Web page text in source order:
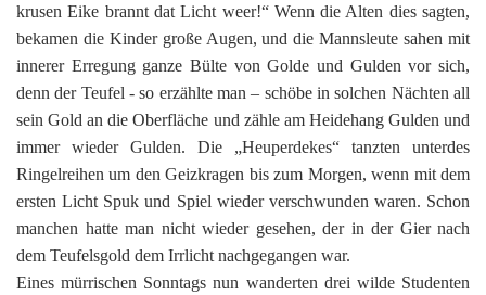
krusen Eike brannt dat Licht weer!“ Wenn die Alten dies sagten,
bekamen die Kinder große Augen, und die Mannsleute sahen mit
innerer Erregung ganze Bülte von Golde und Gulden vor sich,
denn der Teufel - so erzählte man – schöbe in solchen Nächten all
sein Gold an die Oberfläche und zähle am Heidehang Gulden und
immer wieder Gulden. Die „Heuperdekes“ tanzten unterdes
Ringelreihen um den Geizkragen bis zum Morgen, wenn mit dem
ersten Licht Spuk und Spiel wieder verschwunden waren. Schon
manchen hatte man nicht wieder gesehen, der in der Gier nach
dem Teufelsgold dem Irrlicht nachgegangen war.
Eines mürrischen Sonntags nun wanderten drei wilde Studenten